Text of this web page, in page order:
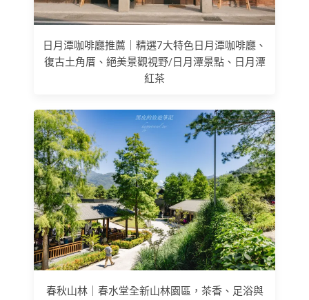
日月潭咖啡廳推薦｜精選7大特色日月潭咖啡廳、
復古土角厝、絕美景觀視野/日月潭景點、日月潭
紅茶
春秋山林｜春水堂全新山林園區，茶香、足浴與